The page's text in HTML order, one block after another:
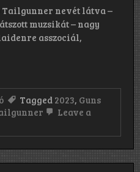
Tailgunner nevét látva –
muzsikát – nagy
asszociál,
Tagged 2023, Guns
Leave a